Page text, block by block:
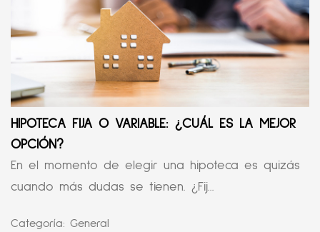
HIPOTECA FIJA O VARIABLE: ¿CUÁL ES LA MEJOR
OPCIÓN?
En el momento de elegir una hipoteca es quizás
cuando más dudas se tienen. ¿Fij...
Categoría: General